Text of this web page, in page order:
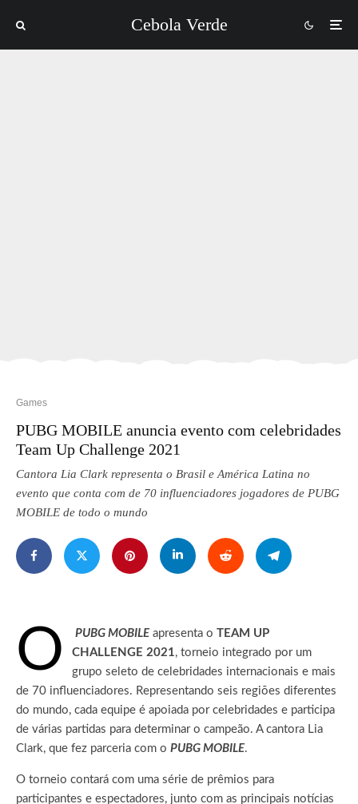
Cebola Verde
Games
PUBG MOBILE anuncia evento com celebridades
Team Up Challenge 2021
Cantora Lia Clark representa o Brasil e América Latina no
evento que conta com de 70 influenciadores jogadores de PUBG
MOBILE de todo o mundo
O PUBG MOBILE apresenta o TEAM UP
CHALLENGE 2021, torneio integrado por um
grupo seleto de celebridades internacionais e mais
de 70 influenciadores. Representando seis regiões diferentes
do mundo, cada equipe é apoiada por celebridades e participa
de várias partidas para determinar o campeão. A cantora Lia
Clark, que fez parceria com o PUBG MOBILE.
O torneio contará com uma série de prêmios para
participantes e espectadores, junto com as principais notícias